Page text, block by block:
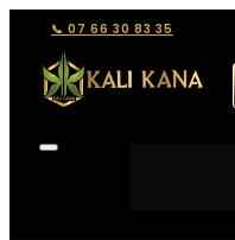
📞 07 66 30 83 35